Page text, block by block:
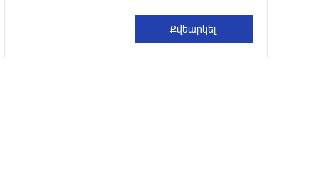
նշված անձի խոսքը, բայց մենք ասել
ենք, որ ուզում ենք ունենալ նոր